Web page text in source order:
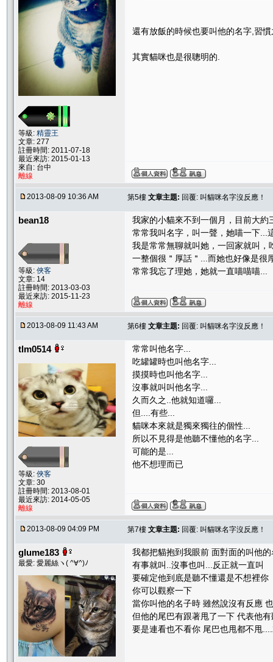
等級: 精靈王
文章: 277
註冊時間: 2011-07-18
最近來訪: 2015-01-13
來自: 台中
離線
還有放飯的時候也要叫他的名字,習
其實貓咪也是很聰明的.
2013-08-09 10:36 AM 第5樓 文章主題: 回覆: 叫貓咪名字沒反應！
bean18
等級: 俠客
文章: 14
註冊時間: 2013-03-03
最近來訪: 2015-11-23
離線
我家的小貓來不到一個月，目前大約
常常我叫名字，叫一聲，她喵一下...
我是常常無聊就叫她，一回家就叫
一整個很＂厚話＂...而她也好像是很
常常我忘了理她，她就一直喵喵喵...
2013-08-09 11:43 AM 第6樓 文章主題: 回覆: 叫貓咪名字沒反應！
tlm0514
等級: 俠客
文章: 30
註冊時間: 2013-08-01
最近來訪: 2014-05-05
離線
常常叫他名字...
吃罐罐時也叫他名字...
摸摸時也叫他名字...
沒事就叫叫他名字...
久而久之..他就知道囉...
但....有些...
貓咪本來就是獨來獨往的個性...
所以不見得是他聽不懂他的名字...
可能的是...
他不想理而已
2013-08-09 04:09 PM 第7樓 文章主題: 回覆: 叫貓咪名字沒反應！
glume183
最愛: 愛麗絲ヽ( ^∀^)ﾉ
我都把貓抱到我眼前 面對面的叫他
有事就叫..沒事也叫...反正就一直叫
要確定他到底是聽不懂還是不想裡你
你可以觀察一下
當你叫他的名子時 雖然說沒有反應
但他的尾巴有跟著甩了一下 代表他
要是連看也不看你 尾巴也甩都不甩